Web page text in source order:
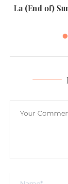
La (End of)